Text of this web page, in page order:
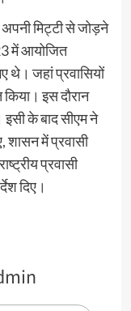
अपनी मिट्टी से जोड़ने
में आयोजित
थे। जहां प्रवासियों
इस दौरान
के बाद सीएम ने
शासन में प्रवासी
प्रवासी
दिए।